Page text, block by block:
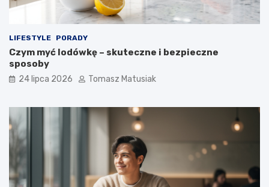
LIFESTYLE PORADY
Czym myć lodówkę – skuteczne i bezpieczne
sposoby
24 lipca 2026 Tomasz Matusiak